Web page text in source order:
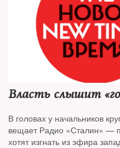
Власть слышит
В головах у начальников
вещает Радио «Сталин» —
хотят изгнать из эфира